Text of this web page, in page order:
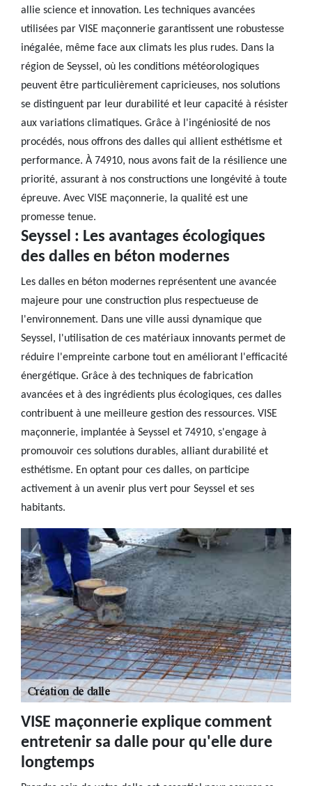
allie science et innovation. Les techniques avancées
utilisées par VISE maçonnerie garantissent une robustesse
inégalée, même face aux climats les plus rudes. Dans la
région de Seyssel, où les conditions météorologiques
peuvent être particulièrement capricieuses, nos solutions
se distinguent par leur durabilité et leur capacité à résister
aux variations climatiques. Grâce à l'ingéniosité de nos
procédés, nous offrons des dalles qui allient esthétisme et
performance. À 74910, nous avons fait de la résilience une
priorité, assurant à nos constructions une longévité à toute
épreuve. Avec VISE maçonnerie, la qualité est une
promesse tenue.
Seyssel : Les avantages écologiques
des dalles en béton modernes
Les dalles en béton modernes représentent une avancée
majeure pour une construction plus respectueuse de
l'environnement. Dans une ville aussi dynamique que
Seyssel, l'utilisation de ces matériaux innovants permet de
réduire l'empreinte carbone tout en améliorant l'efficacité
énergétique. Grâce à des techniques de fabrication
avancées et à des ingrédients plus écologiques, ces dalles
contribuent à une meilleure gestion des ressources. VISE
maçonnerie, implantée à Seyssel et 74910, s'engage à
promouvoir ces solutions durables, alliant durabilité et
esthétisme. En optant pour ces dalles, on participe
activement à un avenir plus vert pour Seyssel et ses
habitants.
VISE maçonnerie explique comment
entretenir sa dalle pour qu'elle dure
longtemps